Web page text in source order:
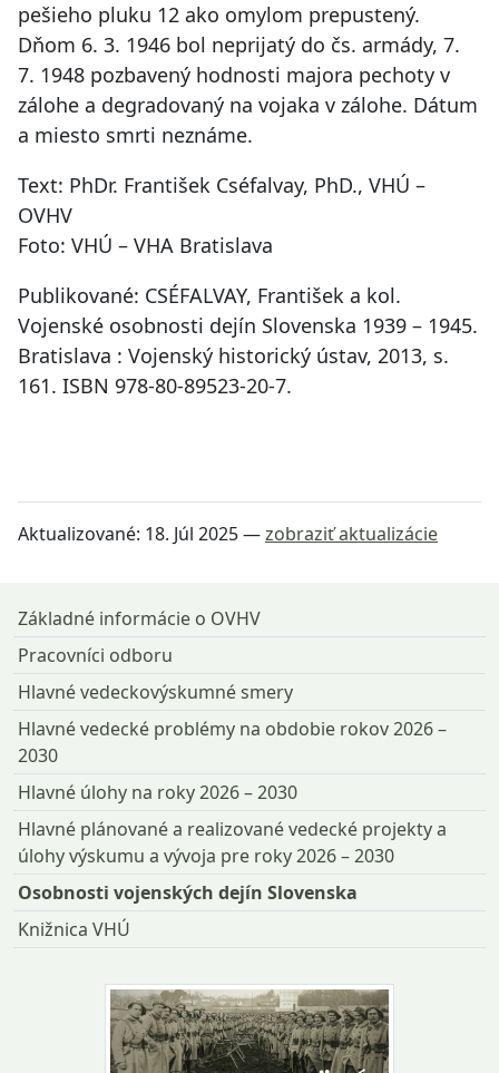
pešieho pluku 12 ako omylom prepustený.
Dňom 6. 3. 1946 bol neprijatý do čs. armády, 7.
7. 1948 pozbavený hodnosti majora pechoty v
zálohe a degradovaný na vojaka v zálohe. Dátum
a miesto smrti neznáme.
Text: PhDr. František Cséfalvay, PhD., VHÚ –
OVHV
Foto: VHÚ – VHA Bratislava
Publikované: CSÉFALVAY, František a kol.
Vojenské osobnosti dejín Slovenska 1939 – 1945.
Bratislava : Vojenský historický ústav, 2013, s.
161. ISBN 978-80-89523-20-7.
Aktualizované: 18. Júl 2025—zobraziť aktualizácie
Základné informácie o OVHV
Pracovníci odboru
Hlavné vedeckovýskumné smery
Hlavné vedecké problémy na obdobie rokov 2026 –
2030
Hlavné úlohy na roky 2026 – 2030
Hlavné plánované a realizované vedecké projekty a
úlohy výskumu a vývoja pre roky 2026 – 2030
Osobnosti vojenských dejín Slovenska
Knižnica VHÚ